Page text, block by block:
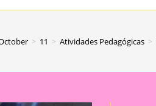
> 11 > Atividades Pedagógicas >